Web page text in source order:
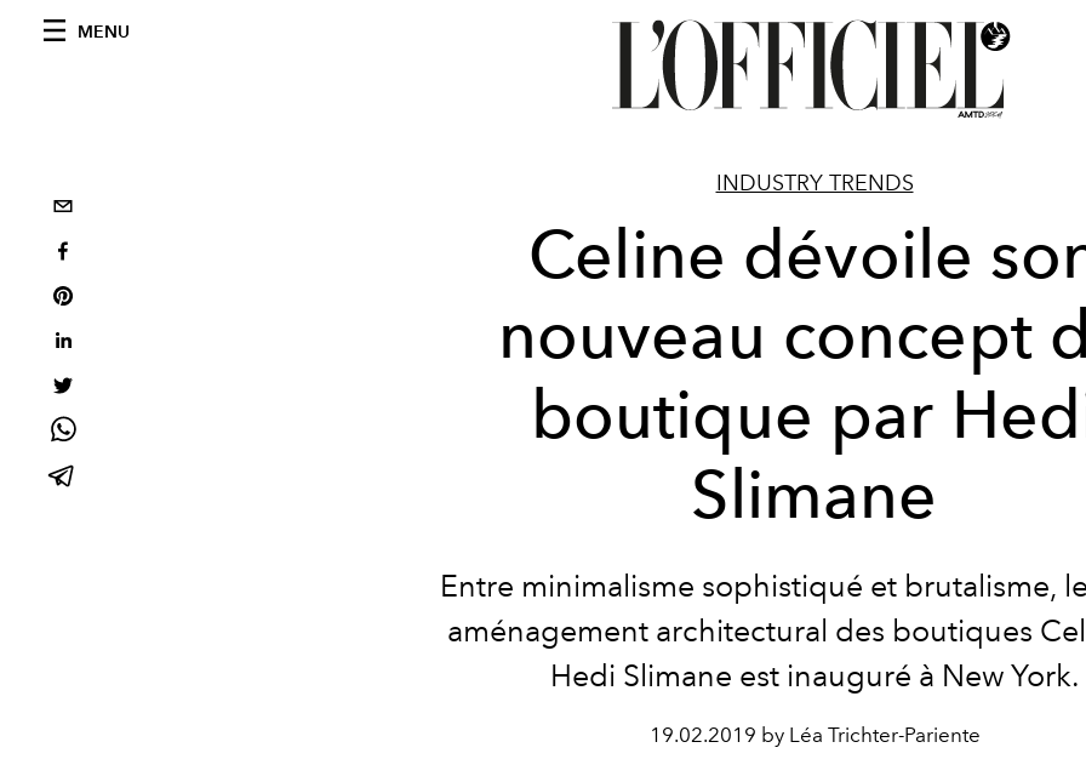
MENU
INDUSTRY TRENDS
Celine dévoile
nouveau concept
boutique par
Slimane
Entre minimalisme sophistiqué et brutalisme,
aménagement architectural des boutiques
Hedi Slimane est inauguré à New York.
19.02.2019 by Léa Trichter-Pariente